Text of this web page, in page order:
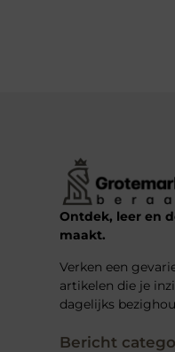
Ontdek, leer en
maakt.
Verken een
artikelen die je
dagelijks
Bericht